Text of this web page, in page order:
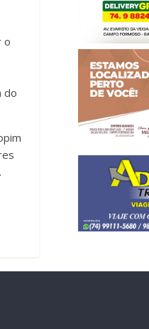
o
do